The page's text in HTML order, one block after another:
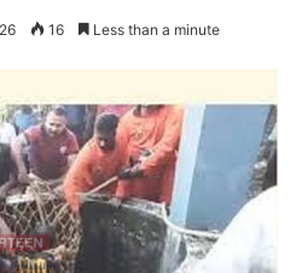
16 Less than a minute